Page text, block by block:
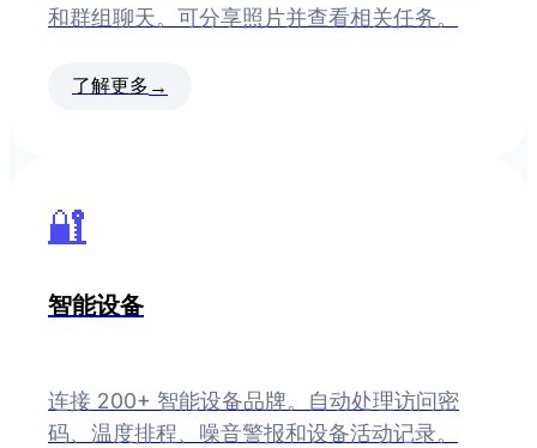
和群组聊天。可分享照片并查看相关任务。
了解更多 →
🔐
智能设备
连接 200+ 智能设备品牌。自动处理访问密
码、温度排程、噪音警报和设备活动记录。